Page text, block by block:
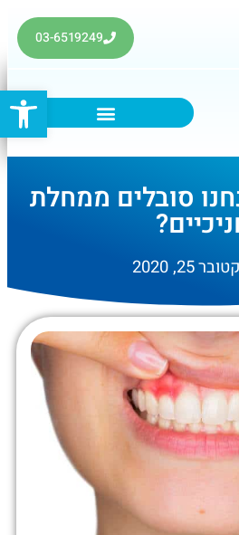
03-6519249
סובלים ממחלת
25, 2020
פתח